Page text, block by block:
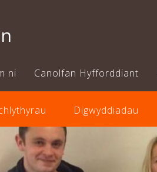
ni Canolfan Hyfforddiant
Digwyddiadau